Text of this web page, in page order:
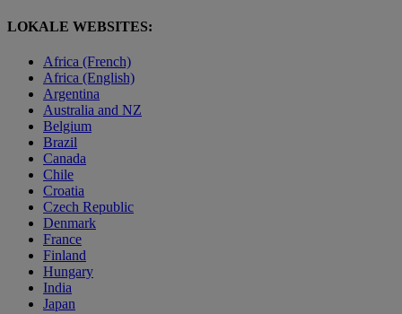
LOKALE WEBSITES:
Africa (French)
Africa (English)
Argentina
Australia and NZ
Belgium
Brazil
Canada
Chile
Croatia
Czech Republic
Denmark
France
Finland
Hungary
India
Japan